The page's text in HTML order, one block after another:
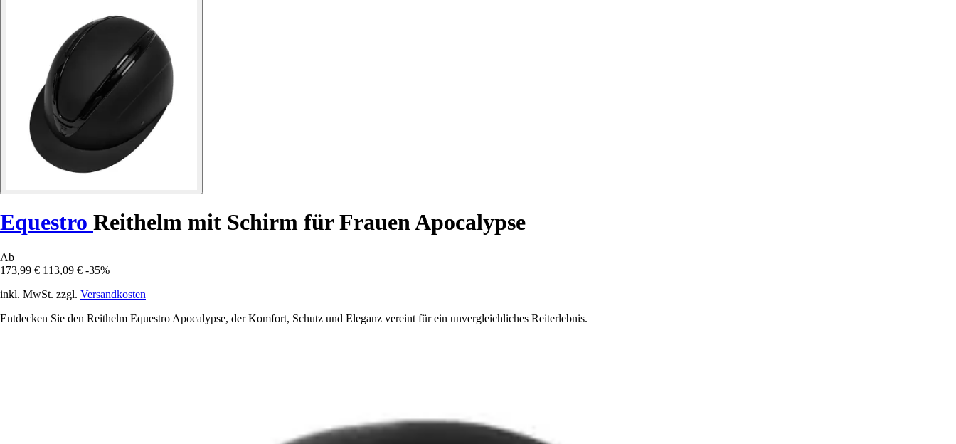
Equestro Reithelm mit Schirm für Frauen Apocalypse
Ab
173,99 € 113,09 € -35%
inkl. MwSt. zzgl. Versandkosten
Entdecken Sie den Reithelm Equestro Apocalypse, der Komfort, Schutz und Eleganz vereint für ein unvergleichliches Reiterlebnis.